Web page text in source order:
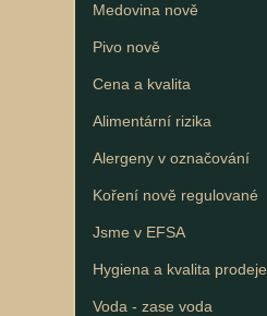
Medovina nově
Pivo nově
Cena a kvalita
Alimentární rizika
Alergeny v označování
Koření nově regulované
Jsme v EFSA
Hygiena a kvalita prodeje
Voda - zase voda